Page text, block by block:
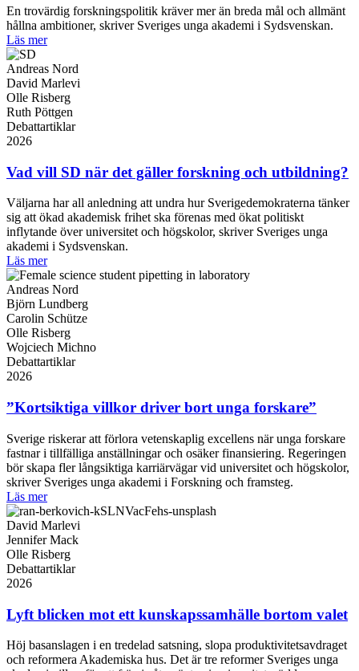
En trovärdig forskningspolitik kräver mer än breda mål och allmänt
hållna ambitioner, skriver Sveriges unga akademi i Sydsvenskan.
Läs mer
Andreas Nord
David Marlevi
Olle Risberg
Ruth Pöttgen
Debattartiklar
2026
Vad vill SD när det gäller forskning och utbildning?
Väljarna har all anledning att undra hur Sverigedemokraterna tänker
sig att ökad akademisk frihet ska förenas med ökat politiskt
inflytande över universitet och högskolor, skriver Sveriges unga
akademi i Sydsvenskan.
Läs mer
Andreas Nord
Björn Lundberg
Carolin Schütze
Olle Risberg
Wojciech Michno
Debattartiklar
2026
”Kortsiktiga villkor driver bort unga forskare”
Sverige riskerar att förlora vetenskaplig excellens när unga forskare
fastnar i tillfälliga anställningar och osäker finansiering. Regeringen
bör skapa fler långsiktiga karriärvägar vid universitet och högskolor,
skriver Sveriges unga akademi i Forskning och framsteg.
Läs mer
David Marlevi
Jennifer Mack
Olle Risberg
Debattartiklar
2026
Lyft blicken mot ett kunskaps­samhälle bortom valet
Höj basanslagen i en tredelad satsning, slopa produktivitetsavdraget
och reformera Akademiska hus. Det är tre reformer Sveriges unga